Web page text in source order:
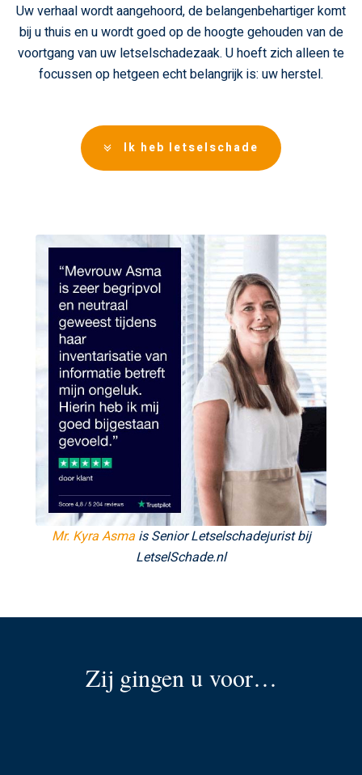
Uw verhaal wordt aangehoord, de belangenbehartiger komt
bij u thuis en u wordt goed op de hoogte gehouden van de
voortgang van uw letselschadezaak. U hoeft zich alleen te
focussen op hetgeen echt belangrijk is: uw herstel.
Ik heb letselschade
Mr. Kyra Asmais Senior Letselschadejurist bij
LetselSchade.nl
Zij gingen u voor…